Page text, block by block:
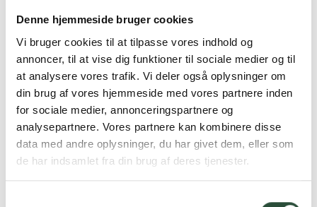
Denne hjemmeside bruger cookies
Vi bruger cookies til at tilpasse vores indhold og
annoncer, til at vise dig funktioner til sociale medier og til
at analysere vores trafik. Vi deler også oplysninger om
din brug af vores hjemmeside med vores partnere inden
for sociale medier, annonceringspartnere og
analysepartnere. Vores partnere kan kombinere disse
data med andre oplysninger, du har givet dem, eller som
de har indsamlet fra din brug af deres tjenester.
Stort udvalg af kendte
produkter
Vi tilbyder et stort udvalg af kendte
cremer, vitaminer og andre spændende
produkter – altid til fast lav pris.
Læs mere om Uglecare.dk her